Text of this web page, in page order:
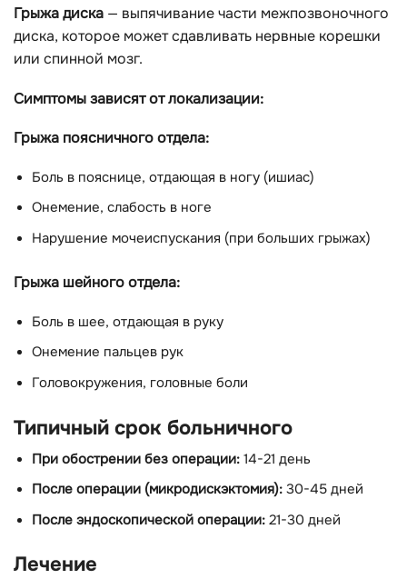
Грыжа диска — выпячивание части межпозвоночного
диска, которое может сдавливать нервные корешки
или спинной мозг.
Симптомы зависят от локализации:
Грыжа поясничного отдела:
Боль в пояснице, отдающая в ногу (ишиас)
Онемение, слабость в ноге
Нарушение мочеиспускания (при больших грыжах)
Грыжа шейного отдела:
Боль в шее, отдающая в руку
Онемение пальцев рук
Головокружения, головные боли
Типичный срок больничного
При обострении без операции: 14-21 день
После операции (микродискэктомия): 30-45 дней
После эндоскопической операции: 21-30 дней
Лечение